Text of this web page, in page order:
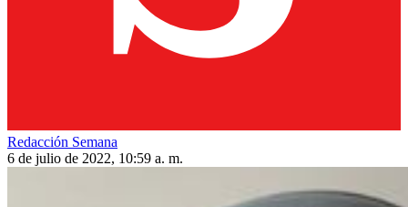
Redacción Semana
6 de julio de 2022, 10:59 a. m.